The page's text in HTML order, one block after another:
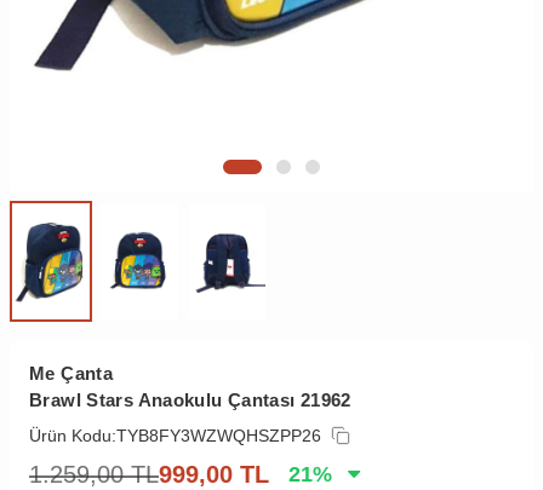
Me Çanta
Brawl Stars Anaokulu Çantası 21962
Ürün Kodu:TYB8FY3WZWQHSZPP26
1.259,00 TL999,00 TL 21%